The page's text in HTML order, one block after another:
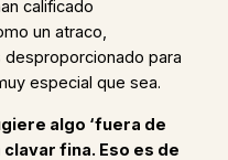
calificado
un atraco,
para
especial que sea.
algo ‘fuera de
clavar fina. Eso es de